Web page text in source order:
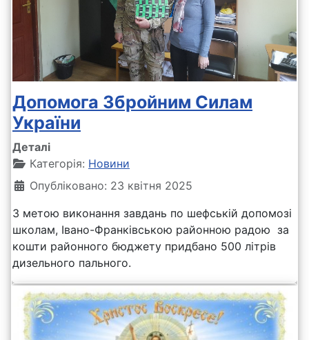
Допомога Збройним Силам
України
Деталі
Категорія: Новини
Опубліковано: 23 квітня 2025
З метою виконання завдань по шефській допомозі
школам, Івано-Франківською районною радою за
кошти районного бюджету придбано 500 літрів
дизельного пального.